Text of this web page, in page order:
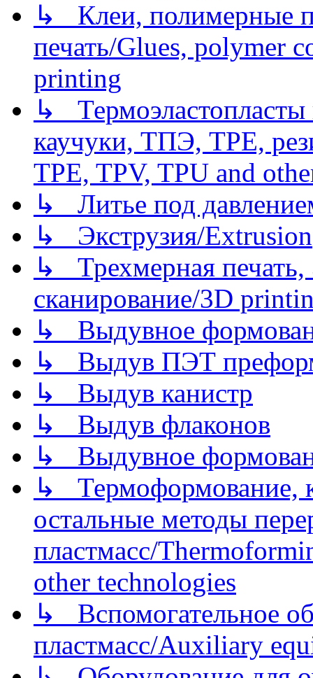
↳ Клеи, полимерные
печать/Glues, polymer
printing
↳
каучуки, ТПЭ, TPE,
TPE, TPV, TPU and
↳ Литье под
↳ Экструзия/Extrusion
↳ Трехмерная
сканирование/3D
↳ Выдувное
↳ Выдув ПЭТ
↳ Выдув канистр
↳ Выдув флаконов
↳ Выдувное
↳ Термоформование,
остальные методы
пластмасс/
other technologies
↳ Вспомогательное
пластмасс/Auxiliary